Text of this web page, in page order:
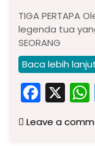
TIGA PERTAPA
legenda tua
SEORANG
Baca lebih
F
a
c
X
Leave a